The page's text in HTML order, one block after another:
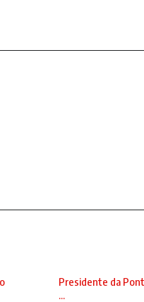
Presidente da
...